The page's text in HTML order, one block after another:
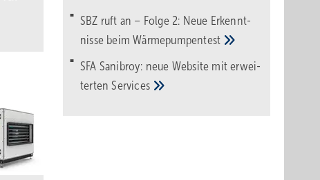
SBZ ruft an – Folge 2: Neue Erkennt­
nisse beimWärme­pumpen­test
SFA Sanibroy: neue Web­site mit erwei­
tertenServices